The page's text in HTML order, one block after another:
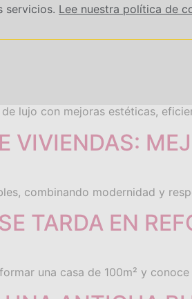
para 2025 de la Feria
EN
lujo con mejoras estéticas,
VIVIENDAS:
combinando modernidad y
TARDA EN
una casa de 100m² y
servicios. Lee nuestra política de